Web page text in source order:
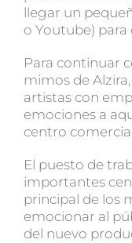
llegar un
o Youtube)
Para continuar
mimos de
artistas con
emociones a
centro
El puesto de
importantes
principal de los
emocionar al
del nuevo